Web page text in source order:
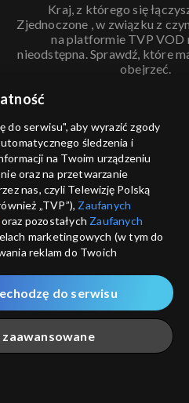
Kraj, z którego się
Zjednoczone , w związku z
na platformie TVP VOD
nieodstępna. Sprawdź, które
obejrzeć.
ANULUJ
do serwisu", aby wyrazić zgody
śledzenia i
na Twoim urządzeniu
oraz na przetwarzanie
nas, czyli Telewizję Polską
„TVP”), Zaufanych
oraz pozostałych Zaufanych
marketingowych (w tym do
reklam do Twoich
zgody na udostępnianie
do Google.
podczas odwiedzania przez
serwisówzwanych dalej
za pomocą
do serwisu